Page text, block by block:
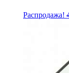
Распродажа!